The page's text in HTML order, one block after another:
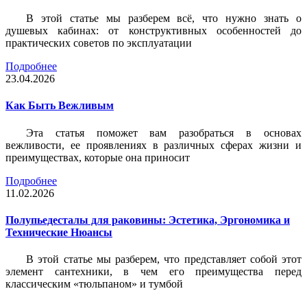
В этой статье мы разберем всё, что нужно знать о
душевых кабинах: от конструктивных особенностей до
практических советов по эксплуатации
Подробнее
23.04.2026
Как Быть Вежливым
Эта статья поможет вам разобраться в основах
вежливости, ее проявлениях в различных сферах жизни и
преимуществах, которые она приносит
Подробнее
11.02.2026
Полупьедесталы для раковины: Эстетика, Эргономика и
Технические Нюансы
В этой статье мы разберем, что представляет собой этот
элемент сантехники, в чем его преимущества перед
классическим «тюльпаном» и тумбой